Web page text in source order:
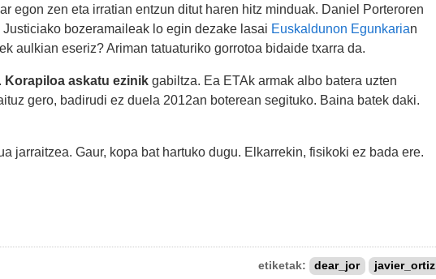
egon zen eta irratian entzun ditut haren hitz minduak. Daniel Porteroren
bozeramaileak lo egin dezake lasai Euskaldunon Egunkarian
aulkian eseriz? Ariman tatuaturiko gorrotoa bidaide txarra da.
Korapiloa askatu ezinikgabiltza. Ea ETAk armak albo batera uzten
gero, badirudi ez duela 2012an boterean segituko. Baina batek daki.
jarraitzea. Gaur, kopa bat hartuko dugu. Elkarrekin, fisikoki ez bada ere.
etiketak: dear_jor javier_ortiz